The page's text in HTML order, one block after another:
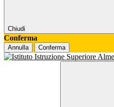
Chiudi
Conferma
Annulla Conferma